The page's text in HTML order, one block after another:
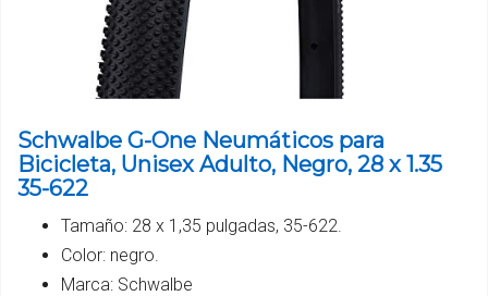
Schwalbe G-One Neumáticos para
Bicicleta, Unisex Adulto, Negro, 28 x 1.35
35-622
Tamaño: 28 x 1,35 pulgadas, 35-622.
Color: negro.
Marca: Schwalbe